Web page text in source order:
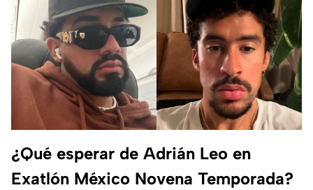
¿Qué esperar de Adrián Leo en
Exatlón México Novena Temporada?